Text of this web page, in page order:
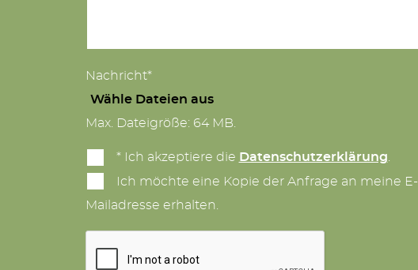
Nachricht*
Wähle Dateien aus
Max. Dateigröße: 64 MB.
* Ich akzeptiere die Datenschutzerklärung
Ich möchte eine Kopie der Anfrage an meine E-
Mailadresse erhalten.